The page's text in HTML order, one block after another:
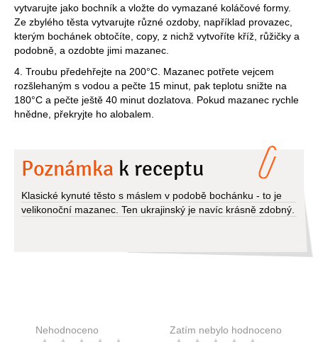
vytvarujte jako bochník a vložte do vymazané koláčové formy.
Ze zbylého těsta vytvarujte různé ozdoby, například provazec,
kterým bochánek obtočíte, copy, z nichž vytvoříte kříž, růžičky a
podobně, a ozdobte jimi mazanec.
4. Troubu předehřejte na 200°C. Mazanec potřete vejcem
rozšlehaným s vodou a pečte 15 minut, pak teplotu snižte na
180°C a pečte ještě 40 minut dozlatova. Pokud mazanec rychle
hnědne, překryjte ho alobalem.
Poznámka k receptu
Klasické kynuté těsto s máslem v podobě bochánku - to je
velikonoční mazanec. Ten ukrajinský je navíc krásně zdobný.
Nehodnoceno Zatím nebylo hodnoceno